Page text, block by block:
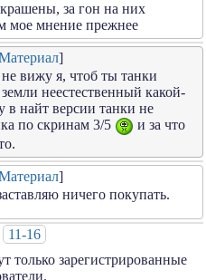
за гон на них
мое мнение прежнее
]
вижу я, чтоб ты танки
неестественный какой-
в найт версии танки не
по скринам 3/5
и за что
]
ничего покупать.
11-16
только зарегистрированные